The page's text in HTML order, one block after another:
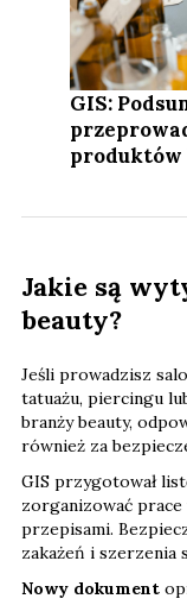
GIS:
produktów
Jakie są
beauty?
Jeśli prowadzisz
tatuażu, piercingu
branży beauty,
również za
GIS przygotował
zorganizować
przepisami.
zakażeń i szerzenia
Nowy dokument